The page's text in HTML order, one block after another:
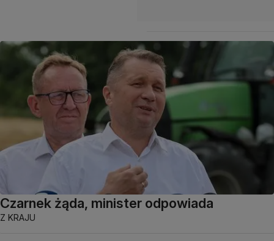
Czarnek żąda, minister odpowiada
Z KRAJU